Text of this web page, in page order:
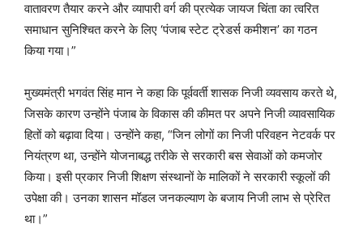
वातावरण तैयार करने और व्यापारी वर्ग की प्रत्येक जायज चिंता का त्वरित
समाधान सुनिश्चित करने के लिए ‘पंजाब स्टेट ट्रेडर्स कमीशन’ का गठन
किया गया।”
मुख्यमंत्री भगवंत सिंह मान ने कहा कि पूर्ववर्ती शासक निजी व्यवसाय करते थे,
जिसके कारण उन्होंने पंजाब के विकास की कीमत पर अपने निजी व्यावसायिक
हितों को बढ़ावा दिया। उन्होंने कहा, “जिन लोगों का निजी परिवहन नेटवर्क पर
नियंत्रण था, उन्होंने योजनाबद्ध तरीके से सरकारी बस सेवाओं को कमजोर
किया। इसी प्रकार निजी शिक्षण संस्थानों के मालिकों ने सरकारी स्कूलों की
उपेक्षा की। उनका शासन मॉडल जनकल्याण के बजाय निजी लाभ से प्रेरित
था।”